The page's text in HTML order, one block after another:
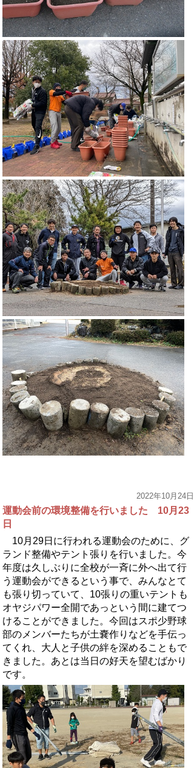
2022年10月24日
運動会前の環境整備を行いました 10月23
日
10月29日に行われる運動会のために、グ
ランド整備やテント張りを行いました。今
年度は久しぶりに全校が一斉に外へ出て行
う運動会ができるという事で、みんなとて
も張り切っていて、10張りの重いテントも
オヤジパワー全開であっという間に建てつ
けることができました。今回はスポ少野球
部のメンバーたちが土嚢作りなどを手伝っ
てくれ、大人と子供の絆を深めることもで
きました。あとは当日の好天を望むばかり
です。